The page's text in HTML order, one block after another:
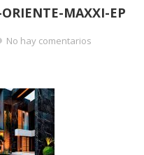
MAXXI-EP
No hay comentarios